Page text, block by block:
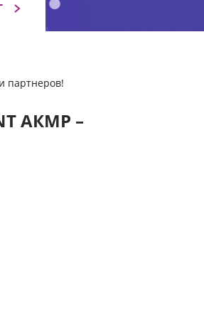
партнеров!
АКМР –